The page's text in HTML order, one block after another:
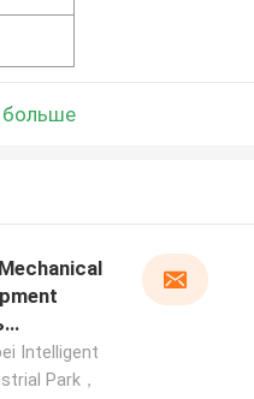
больше
Intelligent
Park，